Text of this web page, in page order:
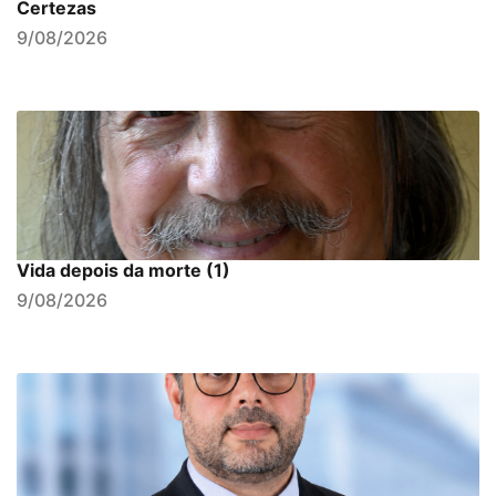
Certezas
9/08/2026
Vida depois da morte (1)
9/08/2026